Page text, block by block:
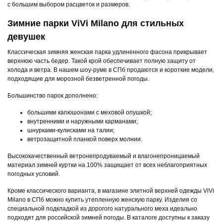
с большим выбором расцветок и размеров.
Зимние парки ViVi Milano для стильных
девушек
Классическая зимняя женская парка удлиненного фасона прикрывает
верхнюю часть бедер. Такой крой обеспечивает полную защиту от
холода и ветра. В нашем шоу-руме в СПб продаются и короткие модели,
подходящие для морозной безветренной погоды.
Большинство парок дополнено:
большими капюшонами с меховой опушкой;
внутренними и наружными карманами;
шнурками-кулисками на талии;
ветрозащитной планкой поверх молнии.
Высококачественный ветронепродуваемый и влагонепроницаемый
материал зимней куртки на 100% защищает от всех неблагоприятных
погодных условий.
Кроме классического варианта, в магазине элитной верхней одежды ViVi
Milano в СПб можно купить утепленную женскую парку. Изделия со
специальной подкладкой из дорогого натурального меха идеально
подходят для российской зимней погоды. В каталоге доступны к заказу